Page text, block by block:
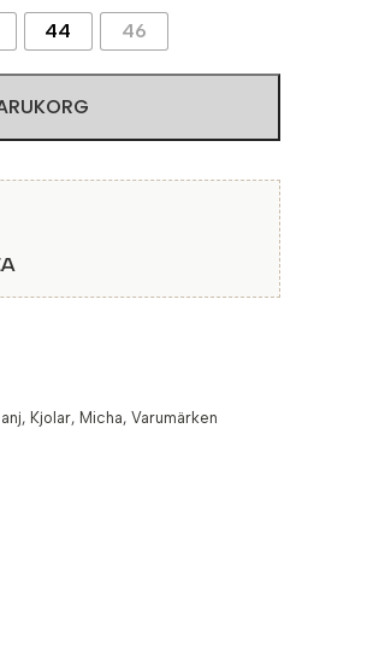
44 46
, Kjolar, Micha,Varumärken